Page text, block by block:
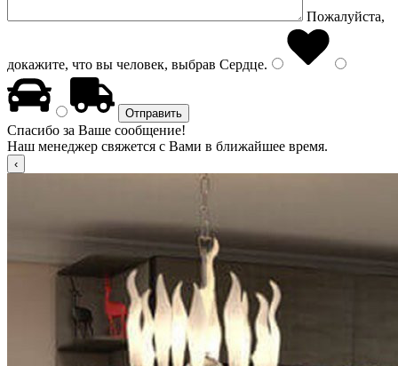
Пожалуйста,
докажите, что вы человек, выбрав Сердце.
Спасибо за Ваше сообщение!
Наш менеджер свяжется с Вами в ближайшее время.